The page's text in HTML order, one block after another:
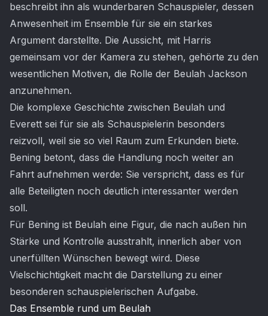
beschreibt ihn als wunderbaren Schauspieler, dessen
Anwesenheit im Ensemble für sie ein starkes
Argument darstellte. Die Aussicht, mit Harris
gemeinsam vor der Kamera zu stehen, gehörte zu den
wesentlichen Motiven, die Rolle der Beulah Jackson
anzunehmen.
Die komplexe Geschichte zwischen Beulah und
Everett sei für sie als Schauspielerin besonders
reizvoll, weil sie so viel Raum zum Erkunden biete.
Bening betont, dass die Handlung noch weiter an
Fahrt aufnehmen werde: Sie verspricht, dass es für
alle Beteiligten noch deutlich interessanter werden
soll.
Für Bening ist Beulah eine Figur, die nach außen hin
Stärke und Kontrolle ausstrahlt, innerlich aber von
unerfüllten Wünschen bewegt wird. Diese
Vielschichtigkeit macht die Darstellung zu einer
besonderen schauspielerischen Aufgabe.
Das Ensemble rund um Beulah